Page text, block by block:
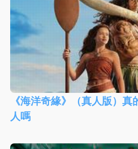
《海洋奇緣》（真人版）
人嗎